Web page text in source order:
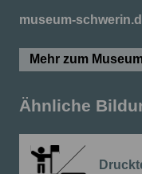
museum-
Mehr zum
Ähnliche